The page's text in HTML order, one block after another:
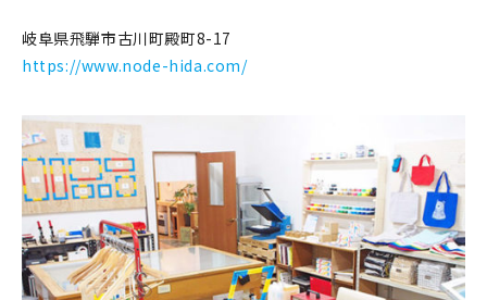
岐阜県飛騨市古川町殿町8-17
https://www.node-hida.com/